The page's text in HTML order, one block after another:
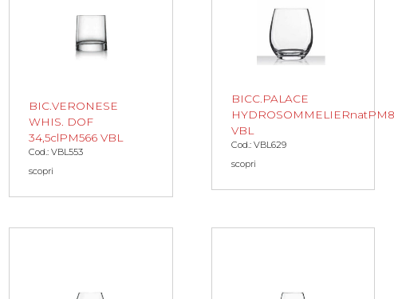
BIC.VERONESE
WHIS. DOF
34,5clPM566 VBL
Cod.: VBL553
scopri
BICC.PALACE
VBL
Cod.: VBL629
scopri